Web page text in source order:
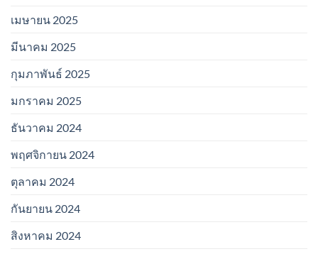
เมษายน 2025
มีนาคม 2025
กุมภาพันธ์ 2025
มกราคม 2025
ธันวาคม 2024
พฤศจิกายน 2024
ตุลาคม 2024
กันยายน 2024
สิงหาคม 2024